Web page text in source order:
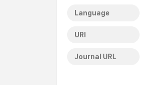
Language
URI
Journal URL